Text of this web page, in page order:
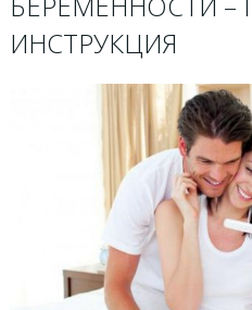
ИНСТРУКЦИЯ